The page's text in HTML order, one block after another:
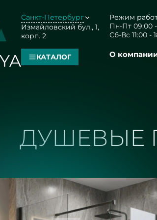
Санкт-Петербург
Измайловский бул., 1,
корп. 2
Режим
Пн-Пт 09:00 -
Сб-Вс 11:00 -
КАТАЛОГ О
ДУШЕВЫЕ